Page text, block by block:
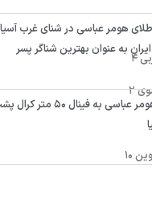
هومر عباسی در شنای غرب
به عنوان بهترین شناگر پسر
صعود هومر عباسی به